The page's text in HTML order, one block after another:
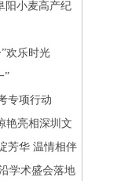
阳小麦高产纪
欢乐时光
”
专项行动
艳亮相深圳文
芳华 温情相伴
学术盛会落地